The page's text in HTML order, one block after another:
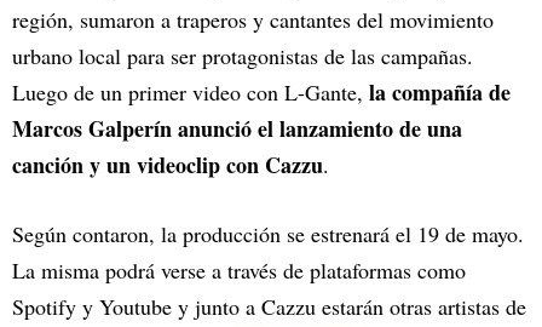
región, sumaron a traperos y cantantes del movimiento
urbano local para ser protagonistas de las campañas.
Luego de un primer video con L-Gante, la compañía de
Marcos Galperín anunció el lanzamiento de una
canción y un videoclip con Cazzu.
Según contaron, la producción se estrenará el 19 de mayo.
La misma podrá verse a través de plataformas como
Spotify y Youtube y junto a Cazzu estarán otras artistas de